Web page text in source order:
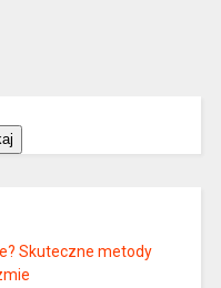
Skuteczne metody